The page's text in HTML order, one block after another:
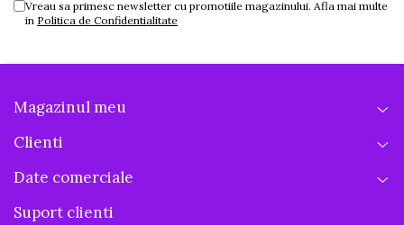
Vreau sa primesc newsletter cu promotiile magazinului. Afla mai multe
in Politica de Confidentialitate
Magazinul meu
Clienti
Date comerciale
Suport clienti